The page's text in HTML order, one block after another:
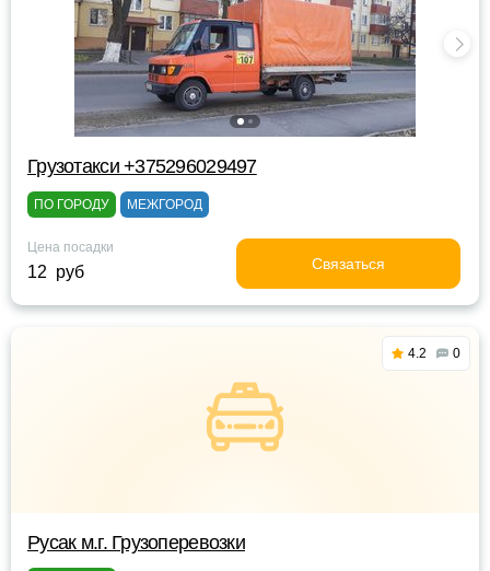
Грузотакси +375296029497
ПО ГОРОДУ МЕЖГОРОД
Цена посадки
12 руб Связаться
4.2 0
Русак м.г. Грузоперевозки